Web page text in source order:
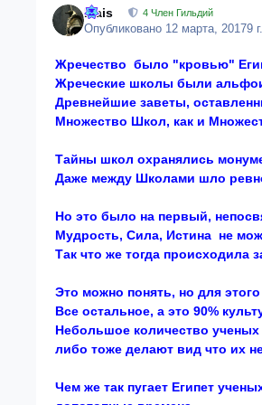
Isais 4 Член Гильдий
Опубликовано 12 марта, 20179 г.
Жречество было "кровью"
Жреческие школы были альфои
Древнейшие заветы,
Множество Школ, как и
Тайны школ охранялись
Даже между Школами шло
Но это было на первый,
Мудрость, Сила, Истина не
Так что же тогда
Это можно понять, но для
Все остальное, а это 90%
Небольшое количество ученых
либо тоже делают вид что их
Чем же так пугает Египет